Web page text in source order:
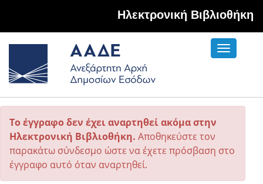
Hλεκτρονική Βιβλιοθήκη
Toggle
Το έγγραφο δεν έχει αναρτηθεί ακόμα στην
Ηλεκτρονική Βιβλιοθήκη. Αποθηκεύστε τον
παρακάτω σύνδεσμο ώστε να έχετε πρόσβαση στο
έγγραφο αυτό όταν αναρτηθεί.